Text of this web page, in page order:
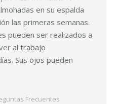
en su espalda
las primeras semanas.
pueden ser realizados a
al trabajo
Sus ojos pueden
Frecuentes